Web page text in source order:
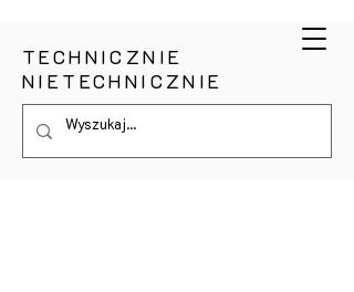
TECHNICZNIE
NIETECHNICZNIE